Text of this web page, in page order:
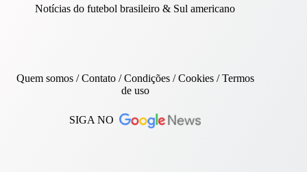
Notícias do futebol brasileiro & Sul americano
Quem somos/Contato/ Condições /Cookies/Termos
de uso
SIGA NO